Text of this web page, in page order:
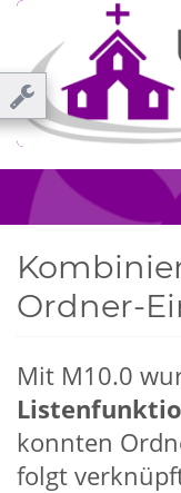
Ordner-
Mit M10.0
konnten
folgt